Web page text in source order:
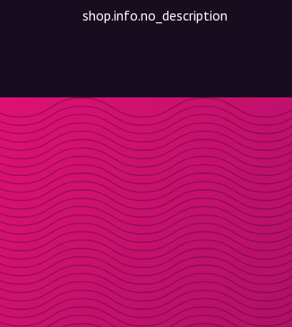
shop.info.no_description